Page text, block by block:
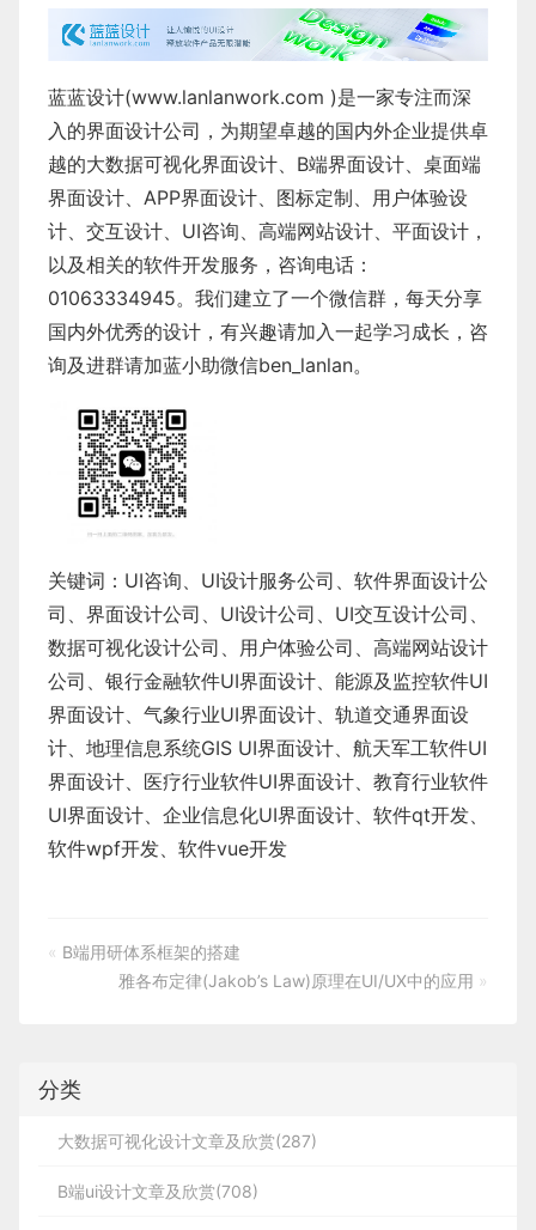
蓝蓝设计(www.lanlanwork.com )是一家专注而深
入的界面设计公司，为期望卓越的国内外企业提供卓
越的大数据可视化界面设计、B端界面设计、桌面端
界面设计、APP界面设计、图标定制、用户体验设
计、交互设计、UI咨询、高端网站设计、平面设计，
以及相关的软件开发服务，咨询电话：
01063334945。我们建立了一个微信群，每天分享
国内外优秀的设计，有兴趣请加入一起学习成长，咨
询及进群请加蓝小助微信ben_lanlan。
关键词：UI咨询、UI设计服务公司、软件界面设计公
司、界面设计公司、UI设计公司、UI交互设计公司、
数据可视化设计公司、用户体验公司、高端网站设计
公司、银行金融软件UI界面设计、能源及监控软件UI
界面设计、气象行业UI界面设计、轨道交通界面设
计、地理信息系统GIS UI界面设计、航天军工软件UI
界面设计、医疗行业软件UI界面设计、教育行业软件
UI界面设计、企业信息化UI界面设计、软件qt开发、
软件wpf开发、软件vue开发
« B端用研体系框架的搭建
雅各布定律(Jakob’s Law)原理在UI/UX中的应用 »
分类
大数据可视化设计文章及欣赏(287)
B端ui设计文章及欣赏(708)